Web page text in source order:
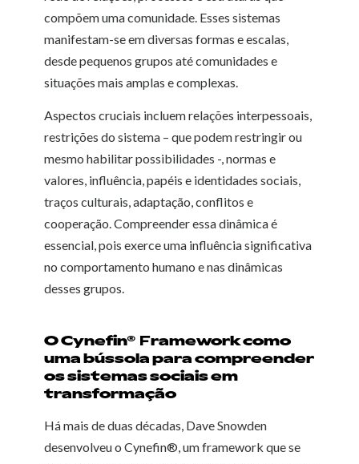
compõem uma comunidade. Esses sistemas
manifestam-se em diversas formas e escalas,
desde pequenos grupos até comunidades e
situações mais amplas e complexas.
Aspectos cruciais incluem relações interpessoais,
restrições do sistema – que podem restringir ou
mesmo habilitar possibilidades -, normas e
valores, influência, papéis e identidades sociais,
traços culturais, adaptação, conflitos e
cooperação. Compreender essa dinâmica é
essencial, pois exerce uma influência significativa
no comportamento humano e nas dinâmicas
desses grupos.
O Cynefin® Framework como
uma bússola para compreender
os sistemas sociais em
transformação
Há mais de duas décadas, Dave Snowden
desenvolveu o Cynefin®, um framework que se